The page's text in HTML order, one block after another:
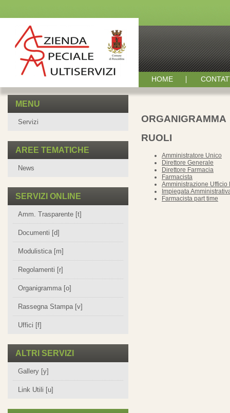
HOME
MENU
Servizi
AREE TEMATICHE
News
SERVIZI ONLINE
Amm. Trasparente [t]
Documenti [d]
Modulistica [m]
Regolamenti [r]
Organigramma [o]
Rassegna Stampa [v]
Uffici [f]
ALTRI SERVIZI
Gallery [y]
Link Utili [u]
ORGANIGRAMMA
RUOLI
Amministratore Unico
Direttore Generale
Direttore Farmacia
Farmacista
Amministrazione Ufficio
Impiegata
Farmacista part time